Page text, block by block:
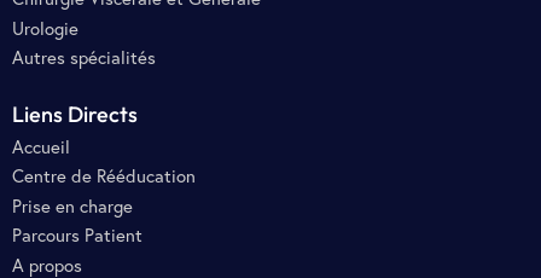
Urologie
Autres spécialités
Liens Directs
Accueil
Centre de Rééducation
Prise en charge
Parcours Patient
A propos